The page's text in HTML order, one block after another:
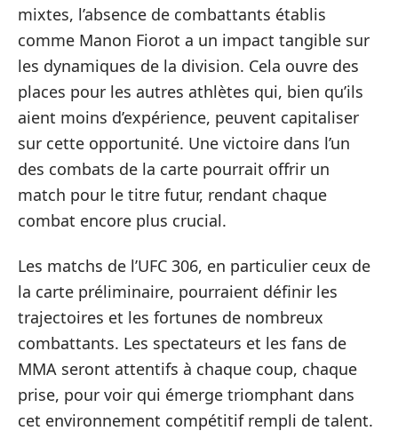
mixtes, l’absence de combattants établis
comme Manon Fiorot a un impact tangible sur
les dynamiques de la division. Cela ouvre des
places pour les autres athlètes qui, bien qu’ils
aient moins d’expérience, peuvent capitaliser
sur cette opportunité. Une victoire dans l’un
des combats de la carte pourrait offrir un
match pour le titre futur, rendant chaque
combat encore plus crucial.
Les matchs de l’UFC 306, en particulier ceux de
la carte préliminaire, pourraient définir les
trajectoires et les fortunes de nombreux
combattants. Les spectateurs et les fans de
MMA seront attentifs à chaque coup, chaque
prise, pour voir qui émerge triomphant dans
cet environnement compétitif rempli de talent.